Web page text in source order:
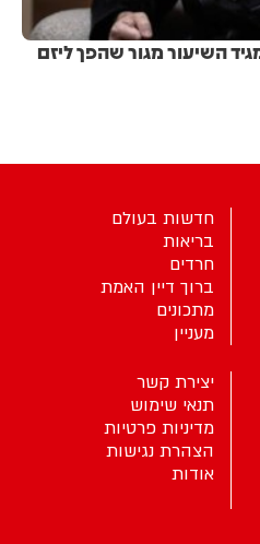
השיעור מגור שהפך ליזם
חדשות בעולם
בריאות
חרדים
ברוך דיין האמת
מתכונים
מעניין
יצירת קשר
תנאי שימוש
מדיניות פרטיות
הצהרת נגישות
אודות